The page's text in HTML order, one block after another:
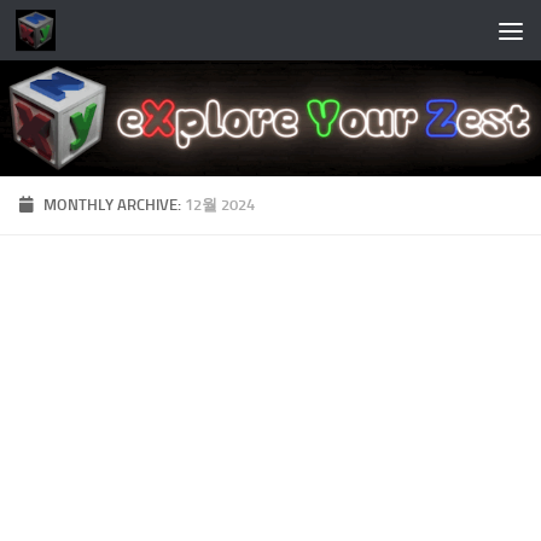
Skip to content
MONTHLY ARCHIVE: 12월 2024